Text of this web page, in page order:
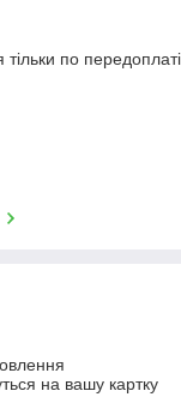
по передоплаті.
на вашу картку